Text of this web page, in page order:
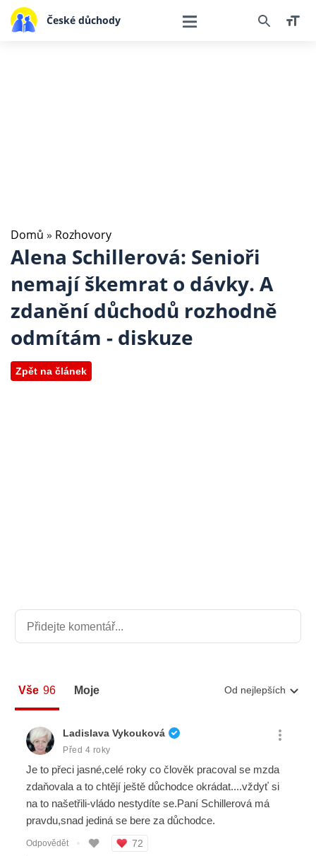
České důchody
Domů » Rozhovory
Alena Schillerová: Senioři
nemají škemrat o dávky. A
zdanění důchodů rozhodně
odmítám - diskuze
Zpět na článek